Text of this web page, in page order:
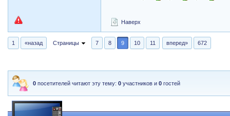
Наверх
1 «назад Страницы 7 8 9 10 11 вперед» 672
0 посетителей читают эту тему:0 участников и0 гостей